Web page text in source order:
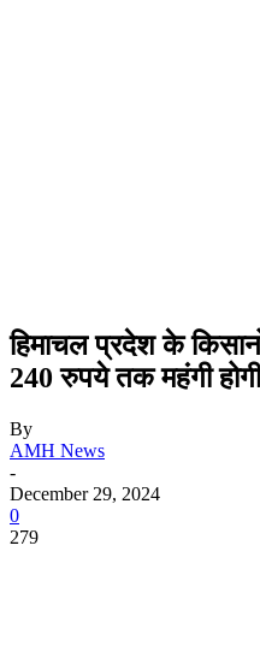
हिमाचल प्रदेश के
240 रुपये तक महंगी
By
AMH News
-
December 29, 2024
0
279